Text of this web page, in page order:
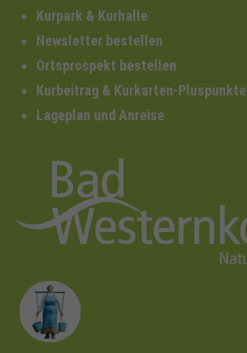
Kurpark & Kurhalle
Newsletter bestellen
Ortsprospekt bestellen
Kurbeitrag & Kurkarten-Pluspunkte
Lageplan und Anreise